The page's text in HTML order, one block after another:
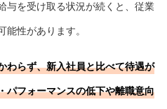
与を受け取る状況が続くと、従業
能性があります。
わらず、新入社員と比べて待遇が
パフォーマンスの低下や離職意向